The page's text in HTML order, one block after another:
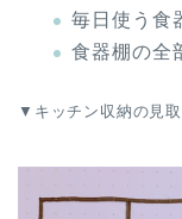
毎日使う食
食器棚の全
▼キッチン収納の見取